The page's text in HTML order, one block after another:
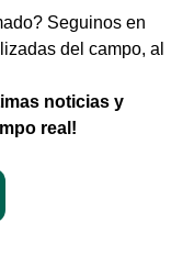
Seguinos en
del campo, al
noticias y
real!